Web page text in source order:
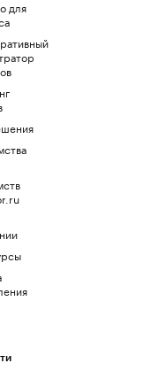
для